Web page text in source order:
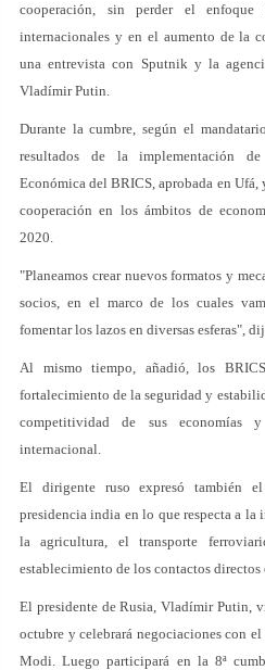
cooperación, sin perder el
internacionales y en el aumento de la
una entrevista con Sputnik y la
Vladímir Putin.
Durante la cumbre, según el
resultados de la implementación
Económica del BRICS, aprobada en
cooperación en los ámbitos de
2020.
"Planeamos crear nuevos formatos y
socios, en el marco de los cuales
fomentar los lazos en diversas esferas",
Al mismo tiempo, añadió, los
fortalecimiento de la seguridad y
competitividad de sus economías
internacional.
El dirigente ruso expresó también
presidencia india en lo que respecta a la
la agricultura, el transporte
establecimiento de los contactos directos
El presidente de Rusia, Vladímir Putin,
octubre y celebrará negociaciones con
Modi. Luego participará en la 8ª